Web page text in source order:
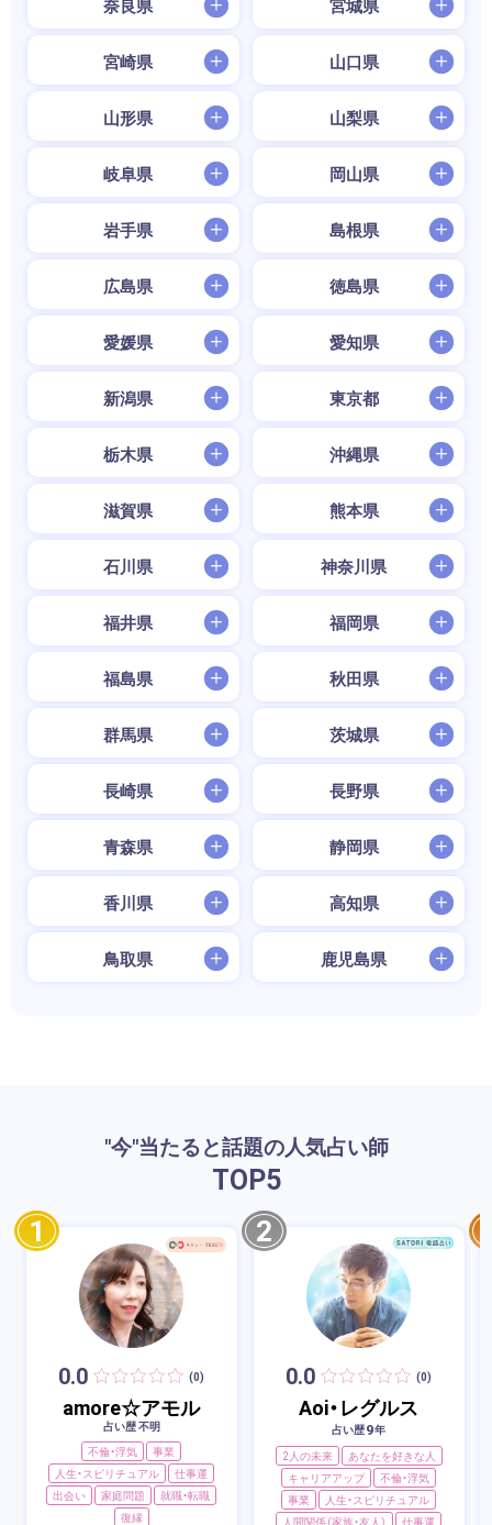
奈良県 宮城県
宮崎県 山口県
山形県 山梨県
岐阜県 岡山県
岩手県 島根県
広島県 徳島県
愛媛県 愛知県
新潟県 東京都
栃木県 沖縄県
滋賀県 熊本県
石川県 神奈川県
福井県 福岡県
福島県 秋田県
群馬県 茨城県
長崎県 長野県
青森県 静岡県
香川県 高知県
鳥取県 鹿児島県
"今"当たると話題の人気占い師
TOP5
1
0.0 (0)
amore☆アモル
占い歴 不明
不倫・浮気
事業
人生・スピリチュアル
仕事運
出会い
家庭問題
就職・転職
復縁
2
0.0 (0)
Aoi・レグルス
占い歴9年
2人の未来
あなたを好きな人
キャリアアップ
不倫・浮気
事業
人生・スピリチュアル
人間関係（家族・友人）
仕事運